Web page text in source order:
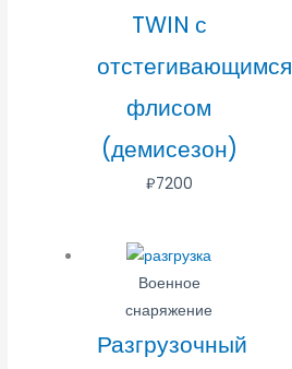
TWIN с
отстегивающимся
флисом
(демисезон)
₽7200
Военное
снаряжение
Разгрузочный